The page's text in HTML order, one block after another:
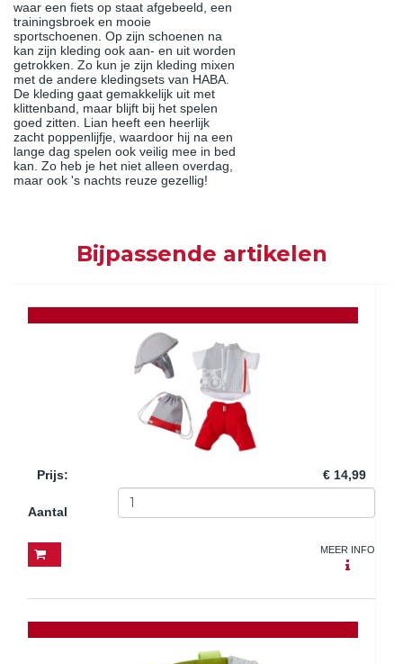
waar een fiets op staat afgebeeld, een
trainingsbroek en mooie
sportschoenen. Op zijn schoenen na
kan zijn kleding ook aan- en uit worden
getrokken. Zo kun je zijn kleding mixen
met de andere kledingsets van HABA.
De kleding gaat gemakkelijk uit met
klittenband, maar blijft bij het spelen
goed zitten. Lian heeft een heerlijk
zacht poppenlijfje, waardoor hij na een
lange dag spelen ook veilig mee in bed
kan. Zo heb je het niet alleen overdag,
maar ook 's nachts reuze gezellig!
Bijpassende artikelen
Prijs: € 14,99
Aantal
MEER INFO